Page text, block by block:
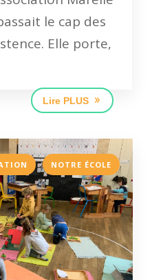
le cap des
Elle porte,
Lire PLUS
, NOTRE ÉCOLE